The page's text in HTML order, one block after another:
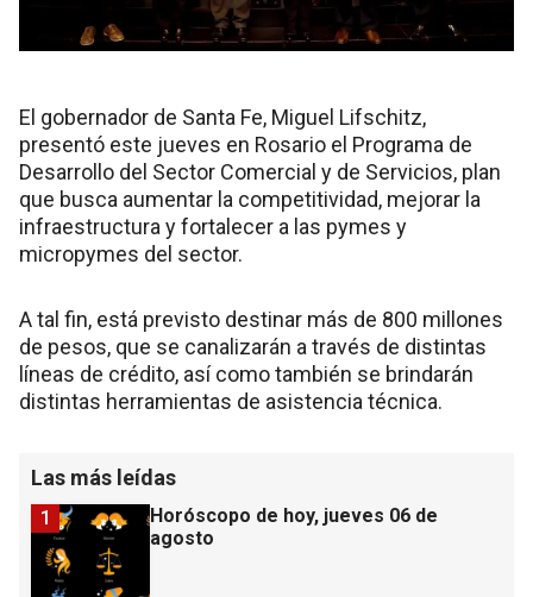
El gobernador de Santa Fe, Miguel Lifschitz,
presentó este jueves en Rosario el Programa de
Desarrollo del Sector Comercial y de Servicios, plan
que busca aumentar la competitividad, mejorar la
infraestructura y fortalecer a las pymes y
micropymes del sector.
A tal fin, está previsto destinar más de 800 millones
de pesos, que se canalizarán a través de distintas
líneas de crédito, así como también se brindarán
distintas herramientas de asistencia técnica.
Las más leídas
Horóscopo de hoy, jueves 06 de
agosto
1